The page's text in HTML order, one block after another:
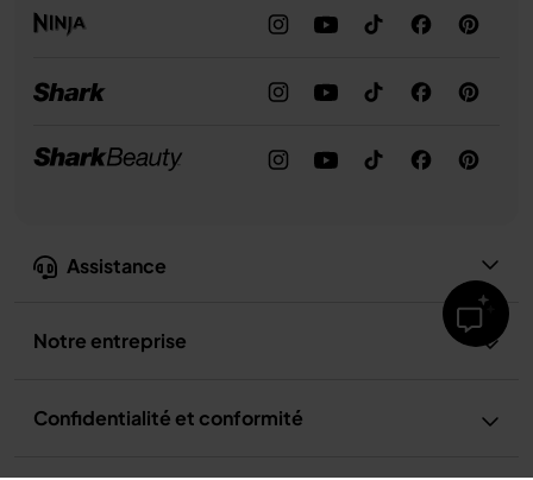
Assistance
Notre entreprise
Confidentialité et conformité